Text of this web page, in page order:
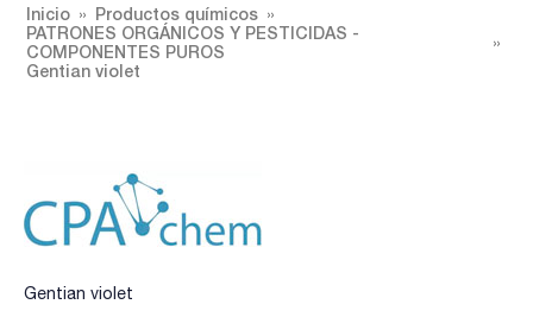
Inicio
Productos químicos
PATRONES ORGÁNICOS Y PESTICIDAS -
COMPONENTES PUROS
Gentian violet
Gentian violet